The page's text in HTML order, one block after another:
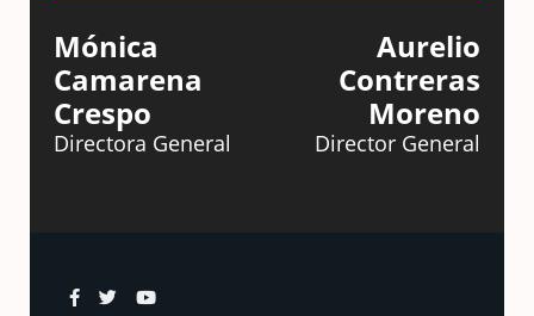
Mónica
Camarena
Crespo
Directora General
Aurelio
Contreras
Moreno
Director General